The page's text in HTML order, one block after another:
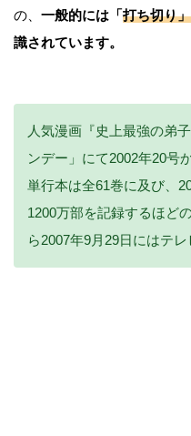
の、 一般的には「打ち切り
識されています。
人気漫画『史上最強の弟
ンデー」にて2002年20号
単行本は全61巻に及び、
1200万部を記録するほど
ら2007年9月29日にはテ